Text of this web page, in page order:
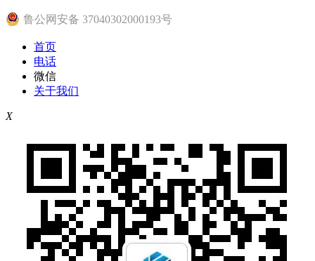
鲁公网安备 37040302000193号
首页
电话
微信
关于我们
X